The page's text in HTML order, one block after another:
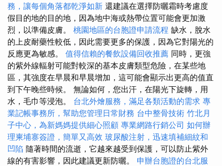
務，讓每個角落都乾淨如新 還建議在選擇防曬霜時考慮度
假目的地的目的地，因為地中海或熱帶位置可能會更加激
烈，以準備皮膚。 桃園地區的台胞證申請流程 缺水，脫水
的上皮耐藥性較低，因此需要更多的保護，因為它對陽光的
反應更為敏感。 值得信賴的餐飲設備回收推薦 同時，更強
的紫外線輻射可能對較深的基本皮膚類型危險，在某些地
區，其強度在早晨和早晨增加，這可能會顯示出更高的值直
到下午晚些時候。 無論如何，您出汗，在陽光下旋轉，用
水，毛巾等浸泡。 台北外燴服務，滿足各類活動的需求 專
業記帳事務所，幫助您管理日常財務 台中整骨技術 竹北月
子中心，為新媽媽提供細心照顧 專業網路行銷公司 如何辦
理柬埔寨簽證，簡單又高效 玻尿酸注射，迅速填補細紋和
凹陷 隨著時間的流逝，它越來越受到保護，可以防止紫外
線的有害影響，因此建議更新防曬。 申辦台胞證的台北服